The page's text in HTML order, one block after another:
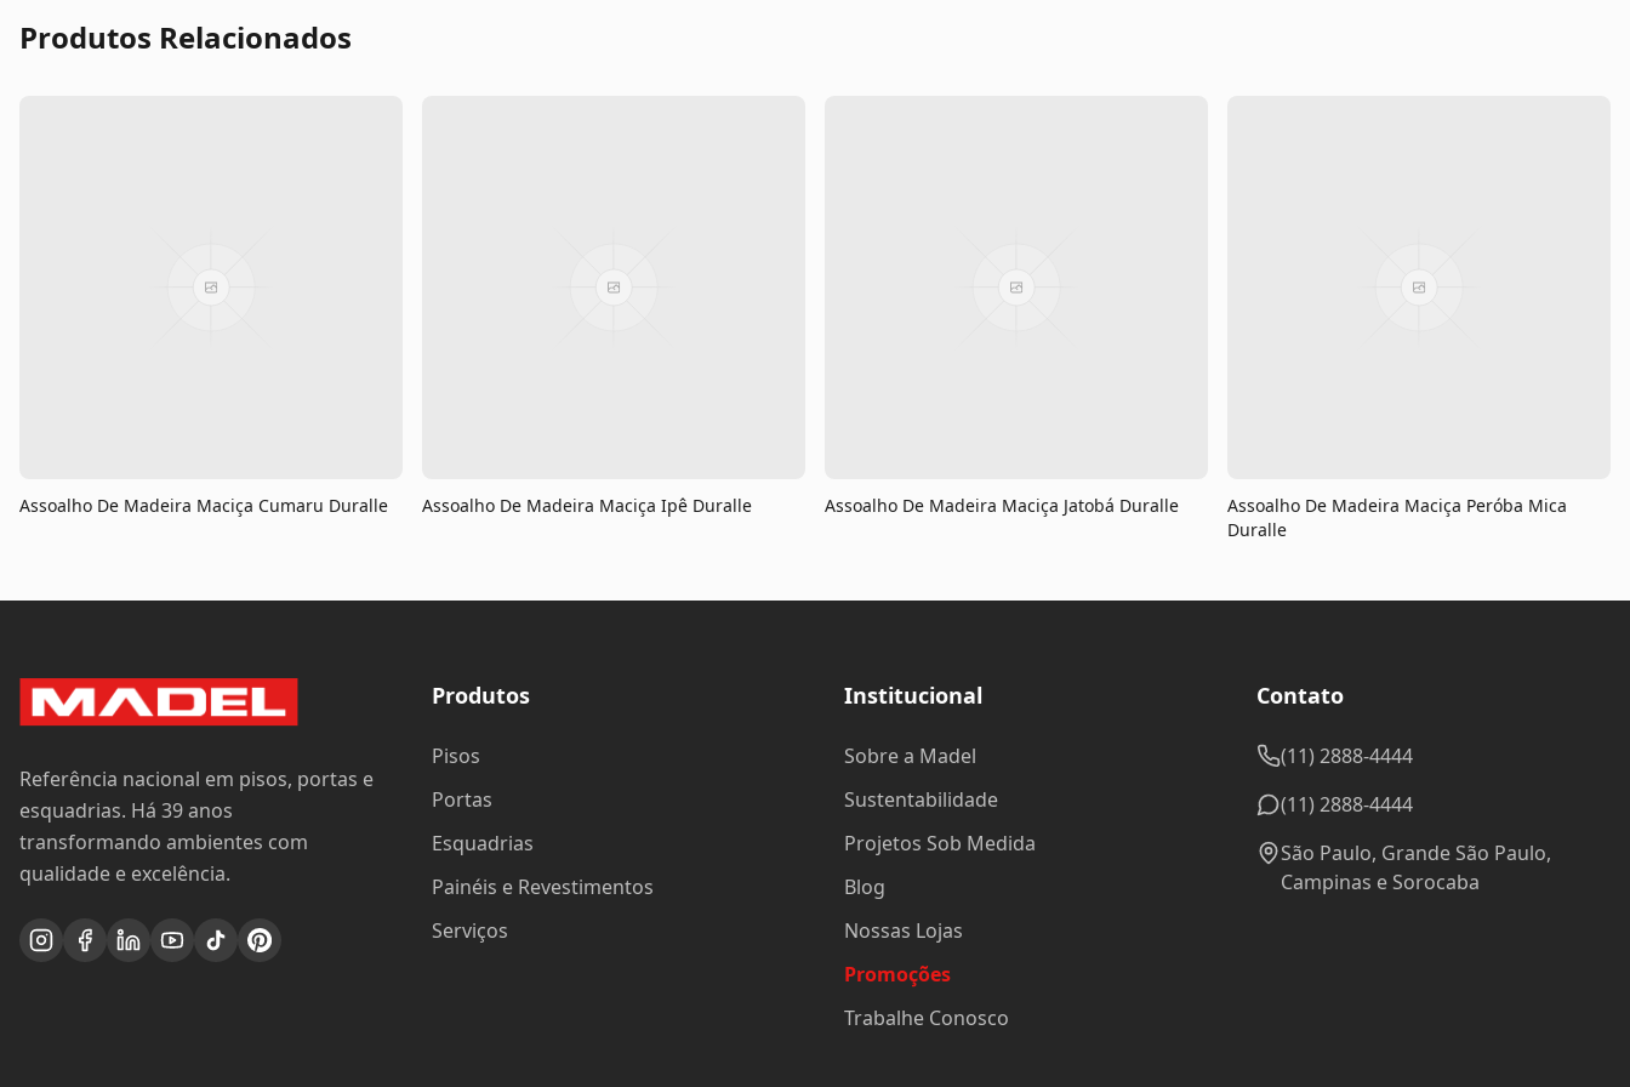
Produtos Relacionados
Assoalho De Madeira Maciça Cumaru Duralle Assoalho De Madeira Maciça Ipê Duralle Assoalho De Madeira Maciça Jatobá Duralle
Assoalho De Madeira Maciça Peróba Mica
Duralle
Referência nacional em pisos, portas e
esquadrias. Há 39 anos
transformando ambientes com
qualidade e excelência.
Produtos
Pisos
Portas
Esquadrias
Painéis e Revestimentos
Serviços
Institucional
Sobre a Madel
Sustentabilidade
Projetos Sob Medida
Blog
Nossas Lojas
Promoções
Trabalhe Conosco
Contato
(11) 2888-4444
(11) 2888-4444
São Paulo, Grande São Paulo,
Campinas e Sorocaba